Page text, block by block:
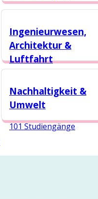
Ingenieurwesen,
Architektur &
Luftfahrt
Nachhaltigkeit &
Umwelt
101 Studiengänge